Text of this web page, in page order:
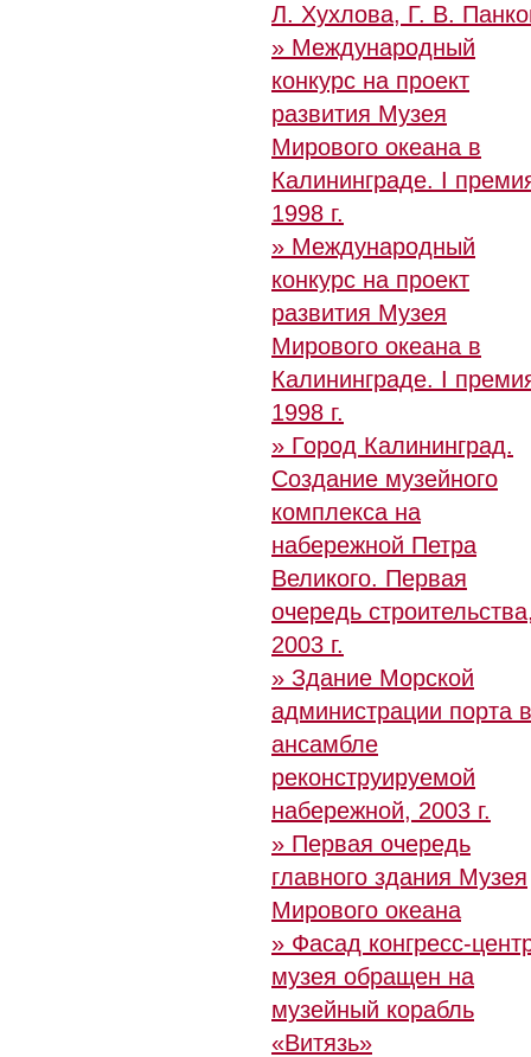
Л. Хухлова, Г. В.
» Международный
конкурс на проект
развития Музея
Мирового океана в
Калининграде. I
1998 г.
» Международный
конкурс на проект
развития Музея
Мирового океана в
Калининграде. I
1998 г.
» Город Калининград.
Создание музейного
комплекса на
набережной Петра
Великого. Первая
очередь
2003 г.
» Здание Морской
администрации порта в
ансамбле
реконструируемой
набережной, 2003 г.
» Первая очередь
главного здания Музея
Мирового океана
» Фасад конгресс-
музея обращен на
музейный корабль
«Витязь»